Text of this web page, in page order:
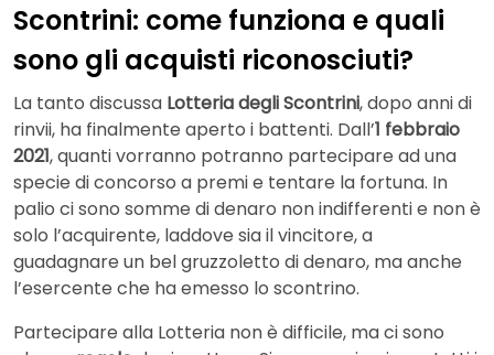
Scontrini: come funziona e quali
sono gli acquisti riconosciuti?
La tanto discussa Lotteria degli Scontrini, dopo anni di
rinvii, ha finalmente aperto i battenti. Dall’1 febbraio
2021, quanti vorranno potranno partecipare ad una
specie di concorso a premi e tentare la fortuna. In
palio ci sono somme di denaro non indifferenti e non è
solo l’acquirente, laddove sia il vincitore, a
guadagnare un bel gruzzoletto di denaro, ma anche
l’esercente che ha emesso lo scontrino.
Partecipare alla Lotteria non è difficile, ma ci sono